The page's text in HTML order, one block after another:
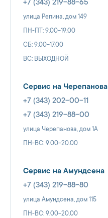
+7 (343) 219-88-65
улица Репина, дом 149
ПН-ПТ: 9.00-19.00
СБ: 9.00-17.00
ВС: ВЫХОДНОЙ
Сервис на Черепанова
+7 (343) 202-00-11
+7 (343) 219-88-00
улица Черепанова, дом 1А
ПН-ВС: 9.00-20.00
Сервис на Амундсена
+7 (343) 219-88-80
улица Амундсена, дом 115
ПН-ВС: 9.00-20.00